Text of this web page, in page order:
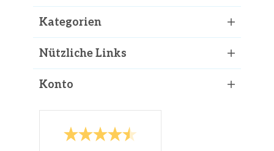
Kategorien
Nützliche Links
Konto